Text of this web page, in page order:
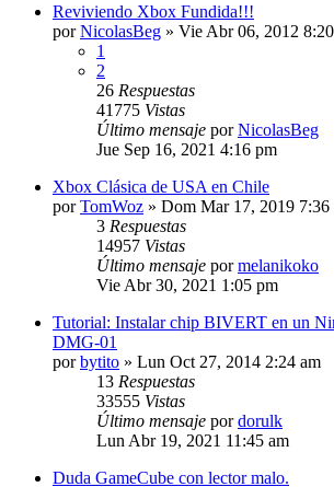
Reviviendo Xbox Fundida!!!
porNicolasBeg » Vie Abr 06, 2012
1
2
26 Respuestas
41775 Vistas
Último mensaje porNicolasBeg
Jue Sep 16, 2021 4:16 pm
Xbox Clásica de USA en Chile
porTomWoz » Dom Mar 17, 2019 7:36
3 Respuestas
14957 Vistas
Último mensaje pormelanikoko
Vie Abr 30, 2021 1:05 pm
Tutorial: Instalar chip BIVERT en un
DMG-01
porbytito » Lun Oct 27, 2014 2:24 am
13 Respuestas
33555 Vistas
Último mensaje pordorulk
Lun Abr 19, 2021 11:45 am
Duda GameCube con lector malo.